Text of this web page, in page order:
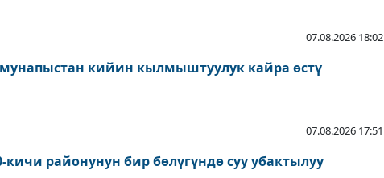
07.08.2026 18:02
кийин кылмыштуулук кайра өстү
07.08.2026 17:51
районунун бир бөлүгүндө суу убактылуу